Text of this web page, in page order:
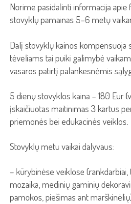
Norime pasidalinti informacija
stovyklų pamainas 5–6 metų
Dalį stovyklų kainos kompensuoja
tėveliams tai puiki galimybė
vasaros patirtį palankesnėmis
5 dienų stovyklos kaina – 180 Eur
įskaičiuotas maitinimas 3 kartus
priemonės bei edukacinės veiklos.
Stovyklų metu vaikai dalyvaus:
– kūrybinėse veiklose (rankdarbiai,
mozaika, medinių gaminių
pamokos, piešimas ant